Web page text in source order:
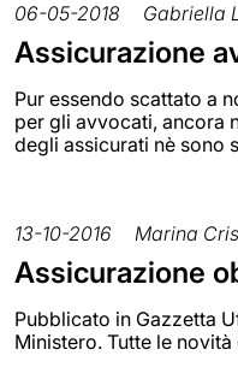
06-05-2018 Gabriella
Assicurazione
Pur essendo scattato a
per gli avvocati, ancora
degli assicurati nè sono
13-10-2016 Marina
Assicurazione
Pubblicato in Gazzetta
Ministero. Tutte le